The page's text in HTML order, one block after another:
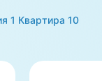
1 Квартира 10